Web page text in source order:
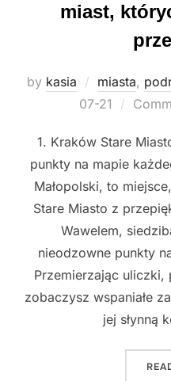
miast,
by kasia miasta,
07-21
1. Kraków Stare
punkty na mapie
Małopolski, to
Stare Miasto z
Wawelem,
nieodzowne punkty
Przemierzając uliczki,
zobaczysz wspaniałe
jej słynną